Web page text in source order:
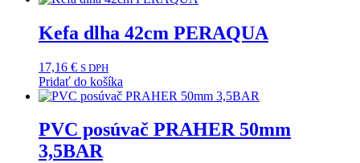
Kefa dlha 42cm PERAQUA
17,16 € S DPH
Pridať do košíka
PVC posúvač PRAHER 50mm
3,5BAR